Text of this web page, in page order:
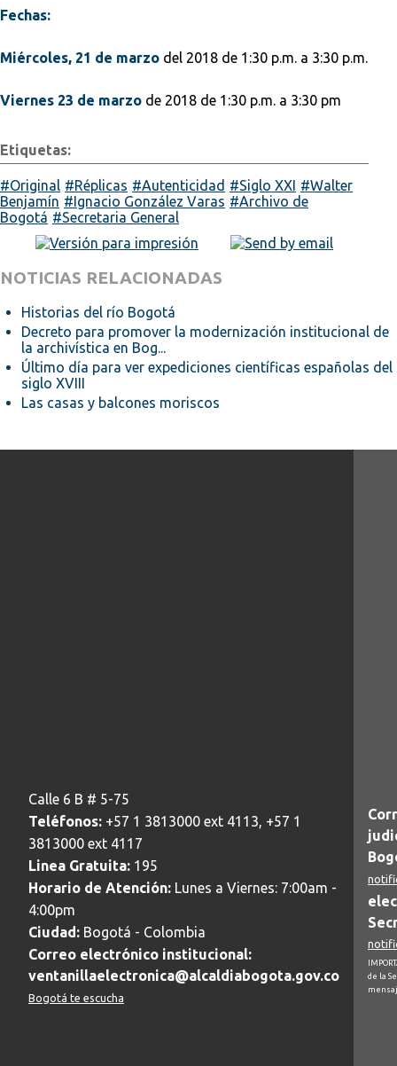
Fechas:
Miércoles, 21 de marzo del 2018 de 1:30 p.m. a 3:30 p.m.
Viernes 23 de marzo de 2018 de 1:30 p.m. a 3:30 pm
Etiquetas:
Original Réplicas Autenticidad Siglo XXI
Walter
Benjamín
Ignacio González Varas
Archivo de
Bogotá
Secretaria General
NOTICIAS RELACIONADAS
Historias del río Bogotá
Decreto para promover la modernización institucional de
la archivística en Bog...
Último día para ver expediciones científicas españolas del
siglo XVIII
Las casas y balcones moriscos
Calle 6 B # 5-75
Teléfonos: +57 1 3813000 ext 4113, +57 1
3813000 ext 4117
Linea Gratuita: 195
Horario de Atención: Lunes a Viernes: 7:00am -
4:00pm
Ciudad: Bogotá - Colombia
Correo electrónico institucional:
ventanillaelectronica@alcaldiabogota.gov.co
Bogotá te escucha
de la